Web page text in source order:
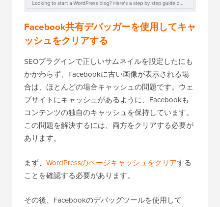
Facebook共有デバッガーを使用してキャ
ッシュをクリアする
SEOプラグインで正しいサムネイルを設定したにも
かかわらず、Facebookに古い画像が表示される場
合は、ほとんどの場合キャッシュの問題です。ウェ
ブサイトにキャッシュがあるように、Facebookも
コンテンツの独自のキャッシュを保持しています。
この問題を解決するには、両方をクリアする必要が
あります。
まず、 WordPressのページキャッシュをクリアする
ことを確認する必要があります。
その後、Facebookのデバッグツールを使用して